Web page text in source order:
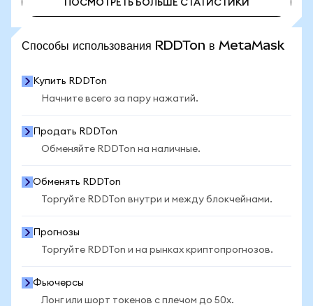
ПОСМОТРЕТЬ БОЛЬШЕ СТАТИСТИКИ
Способы использования RDDTon в MetaMask
Купить RDDTon
Начните всего за пару нажатий.
Продать RDDTon
Обменяйте RDDTon на наличные.
Обменять RDDTon
Торгуйте RDDTon внутри и между блокчейнами.
Прогнозы
Торгуйте RDDTon и на рынках криптопрогнозов.
Фьючерсы
Лонг или шорт токенов с плечом до 50x.